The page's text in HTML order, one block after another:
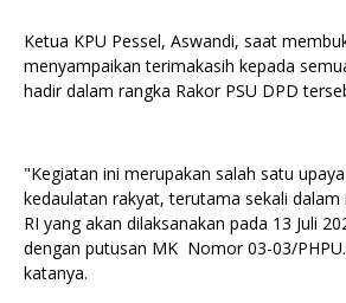
Ketua KPU Pessel, Aswandi, saat
menyampaikan terimakasih kepada
hadir dalam rangka Rakor PSU DPD
"Kegiatan ini merupakan salah satu
kedaulatan rakyat, terutama sekali dalam
RI yang akan dilaksanakan pada 13 Juli
dengan putusan MK Nomor 03-03/
katanya.